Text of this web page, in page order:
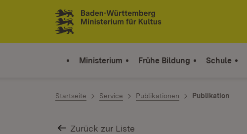
Zum Inhalt springen
Link zur Startseite
Ministerium Frühe Bildung Schule
Startseite Service Publikationen Publikation
Zurück zur Liste